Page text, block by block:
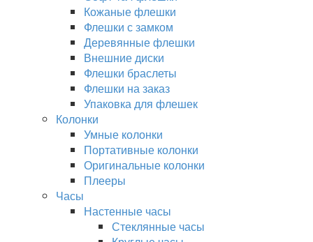
Кожаные флешки
Флешки с замком
Деревянные флешки
Внешние диски
Флешки браслеты
Флешки на заказ
Упаковка для флешек
Колонки
Умные колонки
Портативные колонки
Оригинальные колонки
Плееры
Часы
Настенные часы
Стеклянные часы